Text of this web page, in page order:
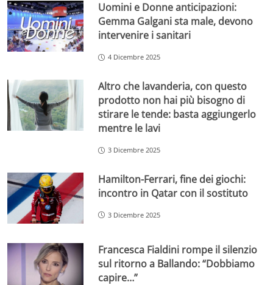
Uomini e Donne anticipazioni:
Gemma Galgani sta male, devono
intervenire i sanitari
4 Dicembre 2025
Altro che lavanderia, con questo
prodotto non hai più bisogno di
stirare le tende: basta aggiungerlo
mentre le lavi
3 Dicembre 2025
Hamilton-Ferrari, fine dei giochi:
incontro in Qatar con il sostituto
3 Dicembre 2025
Francesca Fialdini rompe il silenzio
sul ritorno a Ballando: “Dobbiamo
capire…”